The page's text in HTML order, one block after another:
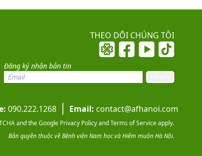
THEO DÕI CHÚNG TÔI
Đăng ký nhận bản tin
090.222.1268 Email: contact@afhanoi.com
and the Google Privacy PolicyandTerms of Serviceapply.
Bản quyền thuộc về Bệnh viện Nam học và Hiếm muộn Hà Nội.